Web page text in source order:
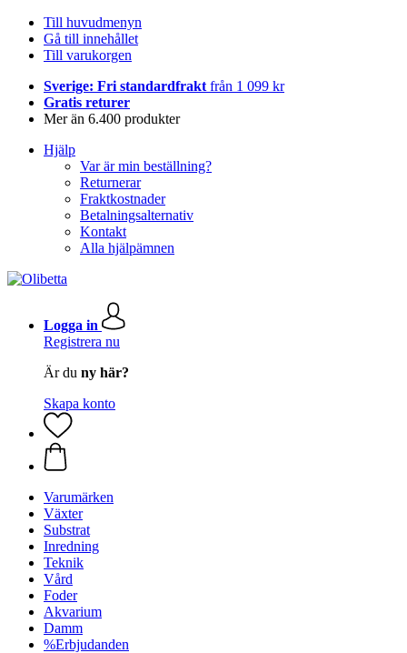
Till huvudmenyn
Gå till innehållet
Till varukorgen
Sverige: Fri standardfrakt från 1 099 kr
Gratis returer
Mer än 6.400 produkter
Hjälp
Var är min beställning?
Returnerar
Fraktkostnader
Betalningsalternativ
Kontakt
Alla hjälpämnen
Logga in
Registrera nu
Är du ny här?
Skapa konto
Varumärken
Växter
Substrat
Inredning
Teknik
Vård
Foder
Akvarium
Damm
%Erbjudanden